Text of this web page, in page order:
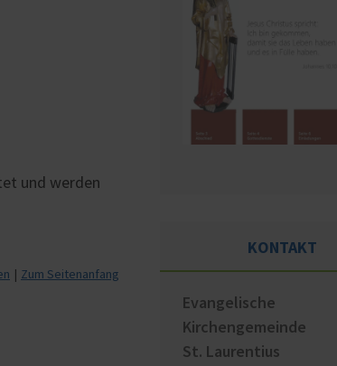
und werden
Zum Seitenanfang
KONTAKT
Evangelische
Kirchengemeinde
St. Laurentius